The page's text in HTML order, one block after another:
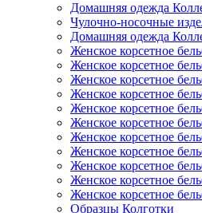
Домашняя одежда
Чулочно-носочные
Домашняя одежда
Женское корсетное
Женское корсетное
Женское корсетное
Женское корсетное
Женское корсетное
Женское корсетное
Женское корсетное
Женское корсетное
Женское корсетное
Женское корсетное
Женское корсетное
Образцы Колготки